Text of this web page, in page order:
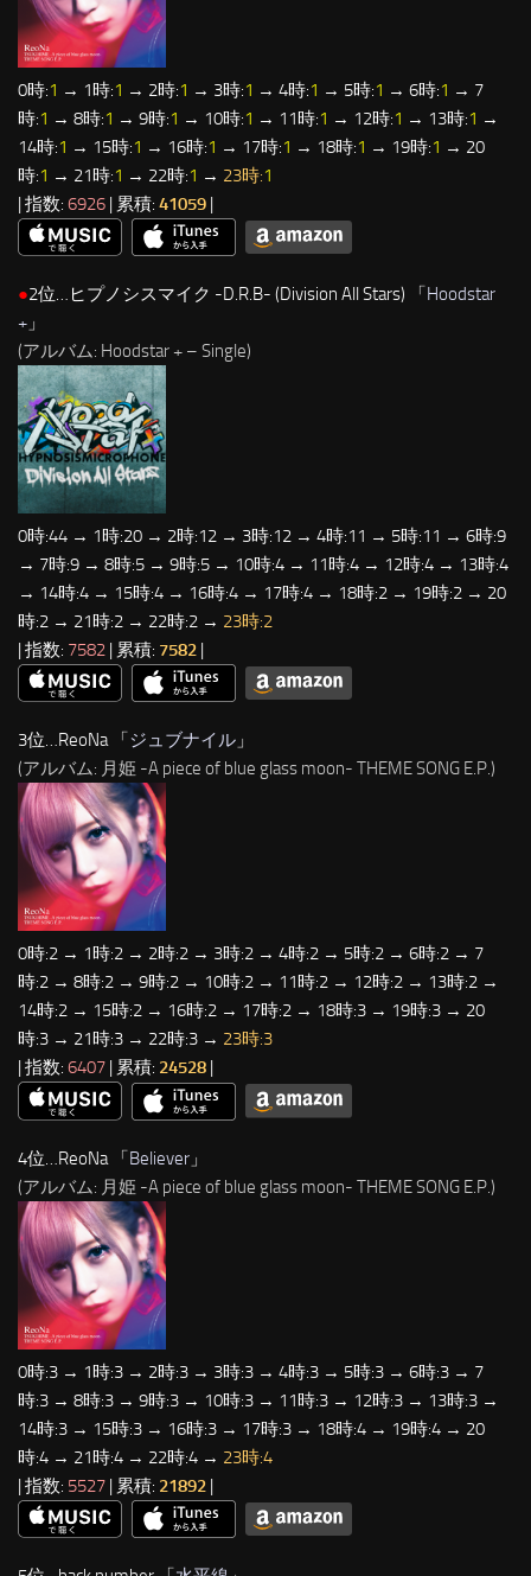
0時:1 → 1時:1 → 2時:1 → 3時:1 → 4時:1 → 5時:1 → 6時:1 → 7
時:1 → 8時:1 → 9時:1 → 10時:1 → 11時:1 → 12時:1 → 13時:1 →
14時:1 → 15時:1 → 16時:1 → 17時:1 → 18時:1 → 19時:1 → 20
時:1 → 21時:1 → 22時:1 → 23時:1
| 指数: 6926 | 累積: 41059 |
●2位…ヒプノシスマイク -D.R.B- (Division All Stars) 「Hoodstar
+ 」
(アルバム: Hoodstar + – Single)
0時:44 → 1時:20 → 2時:12 → 3時:12 → 4時:11 → 5時:11 → 6時:9
→ 7時:9 → 8時:5 → 9時:5 → 10時:4 → 11時:4 → 12時:4 → 13時:4
→ 14時:4 → 15時:4 → 16時:4 → 17時:4 → 18時:2 → 19時:2 → 20
時:2 → 21時:2 → 22時:2 → 23時:2
| 指数: 7582 | 累積: 7582 |
3位…ReoNa 「 ジュブナイル 」
(アルバム: 月姫 -A piece of blue glass moon- THEME SONG E.P.)
0時:2 → 1時:2 → 2時:2 → 3時:2 → 4時:2 → 5時:2 → 6時:2 → 7
時:2 → 8時:2 → 9時:2 → 10時:2 → 11時:2 → 12時:2 → 13時:2 →
14時:2 → 15時:2 → 16時:2 → 17時:2 → 18時:3 → 19時:3 → 20
時:3 → 21時:3 → 22時:3 → 23時:3
| 指数: 6407 | 累積: 24528
4位…ReoNa 「Believer 」
(アルバム: 月姫 -A piece of blue glass moon- THEME SONG E.P.)
0時:3 → 1時:3 → 2時:3 → 3時:3 → 4時:3 → 5時:3 → 6時:3 → 7
時:3 → 8時:3 → 9時:3 → 10時:3 → 11時:3 → 12時:3 → 13時:3 →
14時:3 → 15時:3 → 16時:3 → 17時:3 → 18時:4 → 19時:4 → 20
時:4 → 21時:4 → 22時:4 → 23時:4
| 指数: 5527 | 累積: 21892 |